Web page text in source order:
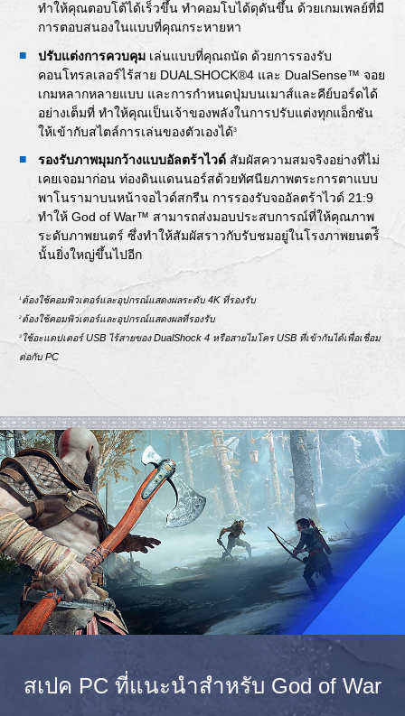
ทำให้คุณตอบโต้ได้เร็วขึ้น ทำคอมโบได้ดุดันขึ้น ด้วยเกมเพลย์ที่มี
การตอบสนองในแบบที่คุณกระหายหา
ปรับแต่งการควบคุม เล่นแบบที่คุณถนัด ด้วยการรองรับ
คอนโทรลเลอร์ไร้สาย DUALSHOCK®4 และ DualSense™ จอย
เกมหลากหลายแบบ และการกำหนดปุ่มบนเมาส์และคีย์บอร์ดได้
อย่างเต็มที่ ทำให้คุณเป็นเจ้าของพลังในการปรับแต่งทุกแอ็กชัน
ให้เข้ากับสไตล์การเล่นของตัวเองได้3
รองรับภาพมุมกว้างแบบอัลตร้าไวด์ สัมผัสความสมจริงอย่างที่ไม่
เคยเจอมาก่อน ท่องดินแดนนอร์สด้วยทัศนียภาพตระการตาแบบ
พาโนรามาบนหน้าจอไวด์สกรีน การรองรับจออัลตร้าไวด์ 21:9
ทำให้ God of War™ สามารถส่งมอบประสบการณ์ที่ให้คุณภาพ
ระดับภาพยนตร์ ซึ่งทำให้สัมผัสราวกับรับชมอยู่ในโรงภาพยนตร์ี
นั้นยิ่งใหญ่ขึ้นไปอีก
1 ต้องใช้คอมพิวเตอร์และอุปกรณ์แสดงผลระดับ 4K ที่รองรับ
2ต้องใช้คอมพิวเตอร์และอุปกรณ์แสดงผลที่รองรับ
3 ใช้อะแดปเตอร์ USB ไร้สายของ DualShock 4 หรือสายไมโคร USB ที่เข้ากันได้เพื่อเชื่อม
ต่อกับ PC
สเปค PC ที่แนะนำสำหรับ God of War